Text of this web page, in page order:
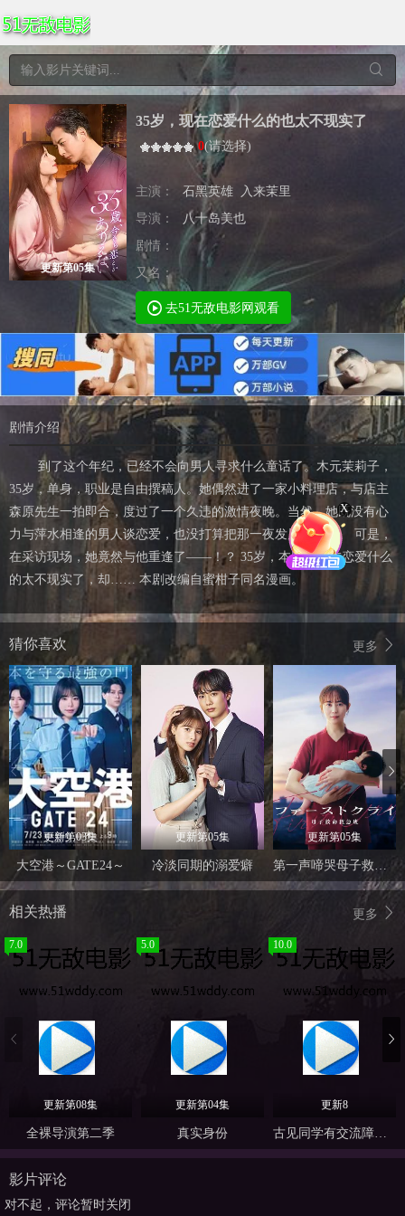
更新第05集
35岁，现在恋爱什么的也太不现实了
0(请选择)
主演： 石黑英雄
入来茉里
导演：
八十岛美也
剧情：
又名：
去51无敌电影网观看
剧情介绍
到了这个年纪，已经不会向男人寻求什么童话了。木元茉莉子，
35岁，单身，职业是自由撰稿人。她偶然进了一家小料理店，与店主
森原先生一拍即合，度过了一个久违的激情夜晚。当然，她既没有心
力与萍水相逢的男人谈恋爱，也没打算把那一夜发展成回忆。 可是，
在采访现场，她竟然与他重逢了——！？ 35岁，本以为现在恋爱什么
的太不现实了，却…… 本剧改编自蜜柑子同名漫画。
更多
猜你喜欢
更新第03集
大空港～GATE24～
更新第05集
冷淡同期的溺爱癖
更新第05集
第一声啼哭母子救命急救班
更多
相关热播
7.0
更新第08集
全裸导演第二季
5.0
更新第04集
真实身份
10.0
更新8
古见同学有交流障碍症
影片评论
对不起，评论暂时关闭
X